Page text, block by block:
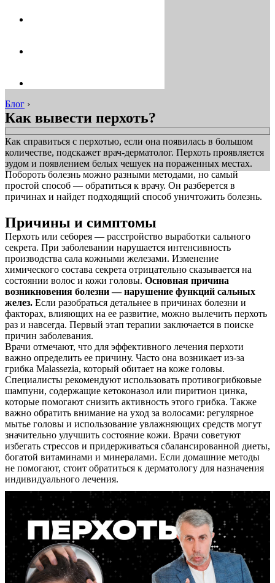
Блог ›
Как вывести перхоть?
Как справиться с перхотью, если она появилась в большом
количестве, подскажет врач-дерматолог. Перхоть проявляется
зудом и появлением белых чешуек на пораженных местах.
Побороть болезнь можно разными методами, но самый
простой способ — обратиться к врачу. Он разберется в
причинах и найдет подходящий способ уничтожить болезнь.
Причины и симптомы
Перхоть или себорея — расстройство выработки сального
секрета. При заболевании нарушается интенсивность
производства сала кожными железами. Изменение
химического состава секрета отрицательно сказывается на
состоянии волос и кожи головы. Основная причина
возникновения болезни — нарушение функций сальных
желез. Если разобраться детальнее в причинах болезни и
факторах, влияющих на ее развитие, можно вылечить перхоть
раз и навсегда. Первый этап терапии заключается в поиске
причин заболевания.
Врачи отмечают, что для эффективного лечения перхоти
важно определить ее причину. Часто она возникает из-за
грибка Malassezia, который обитает на коже головы.
Специалисты рекомендуют использовать противогрибковые
шампуни, содержащие кетоконазол или пиритион цинка,
которые помогают снизить активность этого грибка. Также
важно обратить внимание на уход за волосами: регулярное
мытье головы и использование увлажняющих средств могут
значительно улучшить состояние кожи. Врачи советуют
избегать стрессов и придерживаться сбалансированной диеты,
богатой витаминами и минералами. Если домашние методы
не помогают, стоит обратиться к дерматологу для назначения
индивидуального лечения.